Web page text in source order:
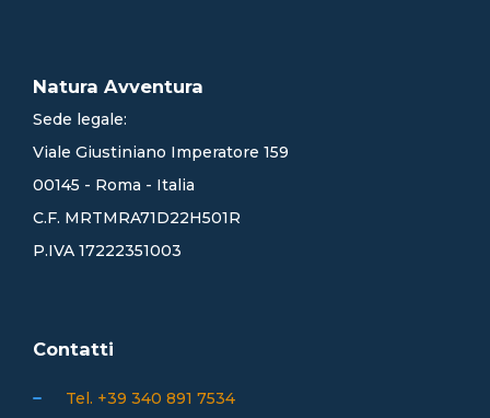
Natura Avventura
Sede legale:
Viale Giustiniano Imperatore 159
00145 - Roma - Italia
C.F. MRTMRA71D22H501R
P.IVA 17222351003
Contatti
Tel. +39 340 891 7534